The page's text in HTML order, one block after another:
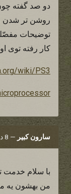
دو صد گفته
روشن تر شدن
توضیحات
کار رفته توی
wiki/PS3
سارون کبیر — 8 دی 1387 — ساعت 18:10
با سلام خدمت
من بهشون یه